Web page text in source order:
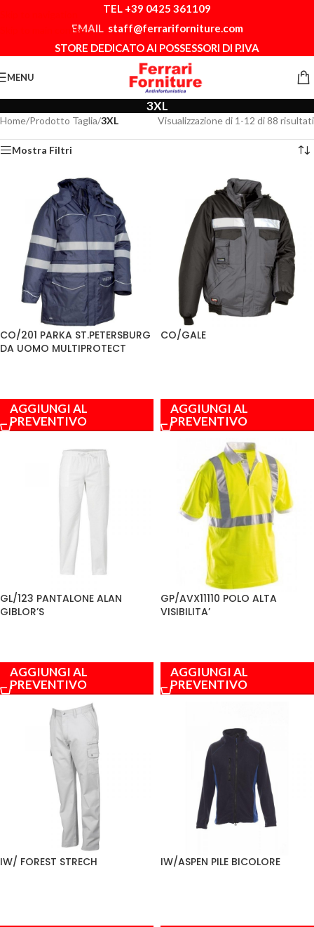
Skip to main content
TEL +39 0425 361109
EMAIL staff@ferrariforniture.com
STORE DEDICATO AI POSSESSORI DI P.IVA
MENU
3XL
Home/Prodotto Taglia/3XL Visualizzazione di 1-12 di 88 risultati
Mostra Filtri
CO/201 PARKA ST.PETERSBURG
DA UOMO MULTIPROTECT
AGGIUNGI AL
PREVENTIVO
CO/GALE
AGGIUNGI AL
PREVENTIVO
GL/123 PANTALONE ALAN
GIBLOR’S
AGGIUNGI AL
PREVENTIVO
GP/AVX11110 POLO ALTA
VISIBILITA’
AGGIUNGI AL
PREVENTIVO
IW/ FOREST STRECH IW/ASPEN PILE BICOLORE